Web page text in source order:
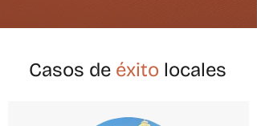
Casos de éxito locales